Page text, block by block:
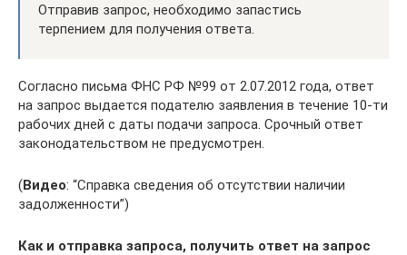
Отправив запрос, необходимо запастись
терпением для получения ответа.
Согласно письма ФНС РФ №99 от 2.07.2012 года, ответ
на запрос выдается подателю заявления в течение 10-ти
рабочих дней с даты подачи запроса. Срочный ответ
законодательством не предусмотрен.
(Видео: “Справка сведения об отсутствии наличии
задолженности”)
Как и отправка запроса, получить ответ на запрос